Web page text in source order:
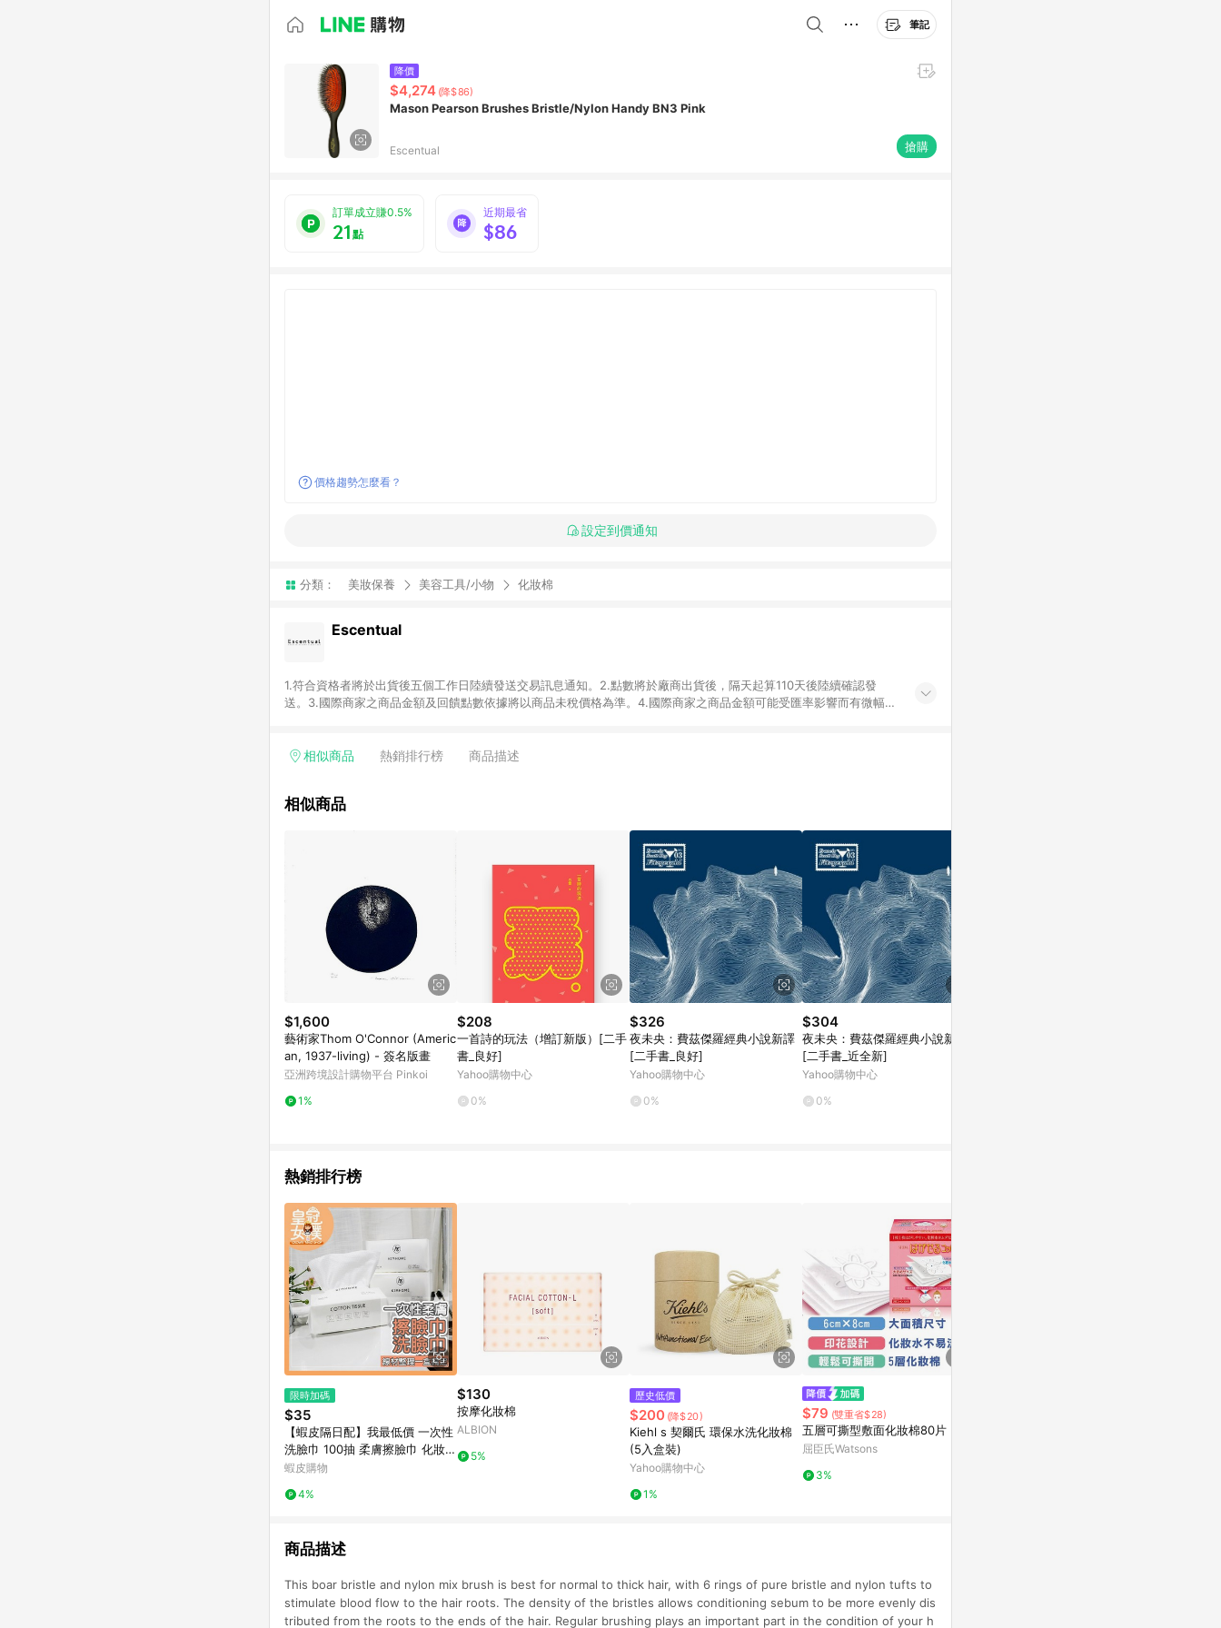
筆記
降價
$4,274 (降$86)
Mason Pearson Brushes Bristle/Nylon Handy BN3 Pink
Escentual 搶購
訂單成立賺0.5%
21點
近期最省
$86
價格趨勢怎麼看？
設定到價通知
分類： 美妝保養 美容工具/小物 化妝棉
Escentual
1.符合資格者將於出貨後五個工作日陸續發送交易訊息通知。2.點數將於廠商出貨後，隔天起算110天後陸續確認發
送。3.國際商家之商品金額及回饋點數依據將以商品未稅價格為準。4.國際商家之商品金額可能受匯率影響而有微幅差
格。相似商品 熱銷排行榜 商品描述
相似商品
$1,600
藝術家Thom O'Connor (Americ
an, 1937-living) - 簽名版畫
亞洲跨境設計購物平台 Pinkoi
1%
$208
一首詩的玩法（增訂新版）[二手
書_良好]
Yahoo購物中心
0%
$326
夜未央：費茲傑羅經典小說新譯
[二手書_良好]
Yahoo購物中心
0%
$304
夜未央：費茲傑羅經典小說新譯
[二手書_近全新]
Yahoo購物中心
0%
熱銷排行榜
限時加碼
$35
【蝦皮隔日配】我最低價 一次性
洗臉巾 100抽 柔膚擦臉巾 化妝棉
拋棄式卸妝巾 美容巾【皇冠女
蝦皮購物
4%
$130
按摩化妝棉
ALBION
5%
歷史低價
$200 (降$20)
Kiehl s 契爾氏 環保水洗化妝棉
(5入盒裝)
Yahoo購物中心
1%
$79 (雙重省$28)
五層可撕型敷面化妝棉80片
屈臣氏Watsons
3%
商品描述
This boar bristle and nylon mix brush is best for normal to thick hair, with 6 rings of pure bristle and nylon tufts to
stimulate blood flow to the hair roots. The density of the bristles allows conditioning sebum to be more evenly dis
tributed from the roots to the ends of the hair. Regular brushing plays an important part in the condition of your h